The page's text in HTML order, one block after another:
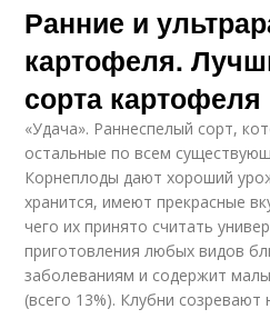
Ранние и
картофеля.
сорта картофеля
«Удача». Раннеспелый сорт,
остальные по всем
Корнеплоды дают хороший
хранится, имеют прекрасные
чего их принято считать
приготовления любых видов
заболеваниям и содержит
(всего 13%). Клубни